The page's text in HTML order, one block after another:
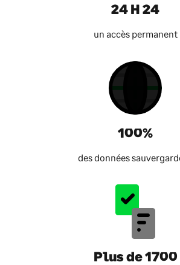
24 H 24
un accès permanent
100%
des données
Plus de 1700